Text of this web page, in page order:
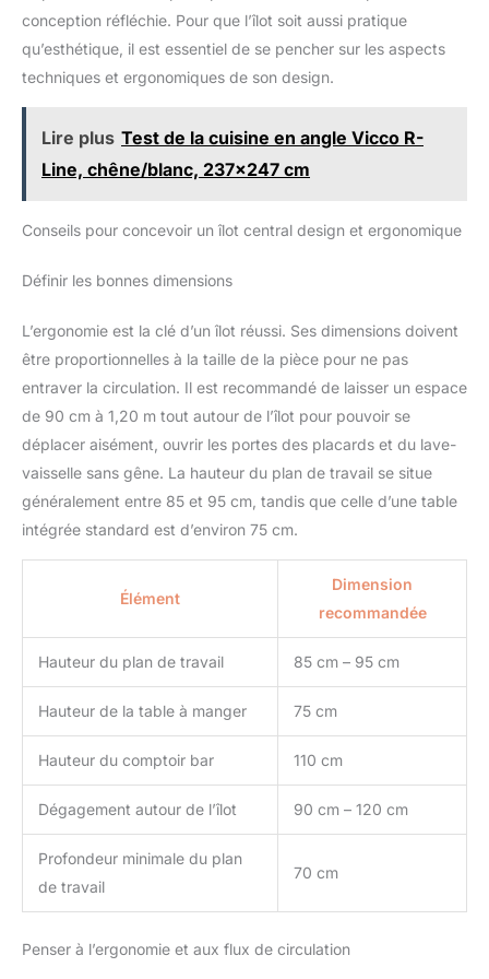
15W pour smartphone, tablette, écouteurs ou autres appareils
USB. Remarque : lorsque 2 ou 3 ports USB sont utilisés
simultanément, la puissance USB totale est partagée, jusqu’à
15W max. Design Escamotable et Bureau bien Rangé: Ce bloc
prise escamotable se relève pour l’utilisation et se dissimule
câbles plus ordonnés, pour un espace de travail propre et
un trou rond de 60mm, insérez la prise de table, puis fixez-la
salon, atelier ou salle de réunion.
conception réfléchie. Pour que l’îlot soit aussi pratique
qu’esthétique, il est essentiel de se pencher sur les aspects
techniques et ergonomiques de son design.
Lire plus Test de la cuisine en angle Vicco R-
Line, chêne/blanc, 237x247 cm
Conseils pour concevoir un îlot central design et ergonomique
Définir les bonnes dimensions
L’ergonomie est la clé d’un îlot réussi. Ses dimensions doivent
être proportionnelles à la taille de la pièce pour ne pas
entraver la circulation. Il est recommandé de laisser un espace
de 90 cm à 1,20 m tout autour de l’îlot pour pouvoir se
déplacer aisément, ouvrir les portes des placards et du lave-
vaisselle sans gêne. La hauteur du plan de travail se situe
généralement entre 85 et 95 cm, tandis que celle d’une table
intégrée standard est d’environ 75 cm.
Élément
Dimension
recommandée
Hauteur du plan de travail 85 cm – 95 cm
Hauteur de la table à manger 75 cm
Hauteur du comptoir bar 110 cm
Dégagement autour de l’îlot 90 cm – 120 cm
Profondeur minimale du plan
de travail
70 cm
Penser à l’ergonomie et aux flux de circulation